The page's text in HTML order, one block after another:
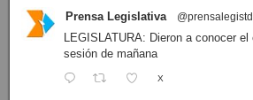
Prensa Legislativa
LEGISLATURA: Dieron a conocer
sesión de mañana
X